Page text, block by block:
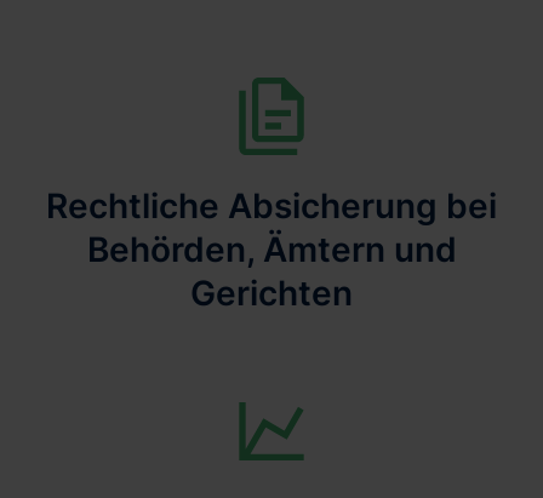
Rechtliche Absicherung bei
Behörden, Ämtern und
Gerichten